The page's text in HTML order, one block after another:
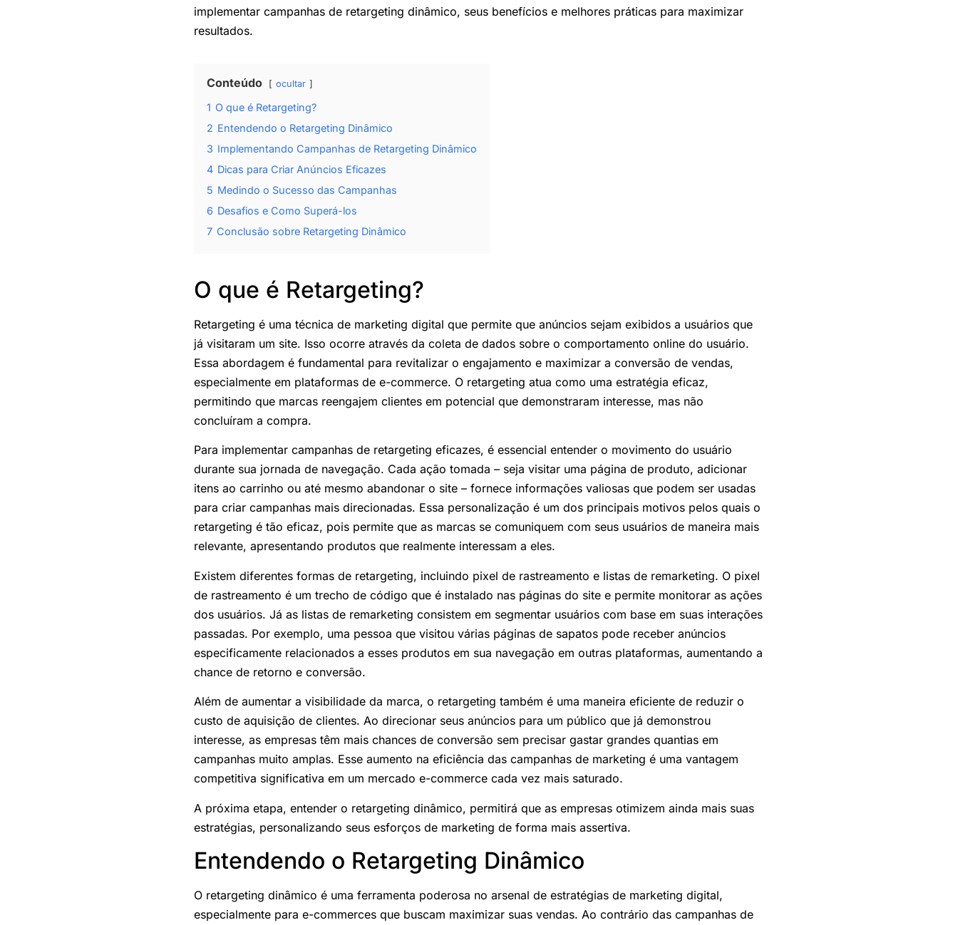
implementar campanhas de retargeting dinâmico, seus benefícios e melhores práticas para maximizar
resultados.
Conteúdo ocultar
1 O que é Retargeting?
2 Entendendo o Retargeting Dinâmico
3 Implementando Campanhas de Retargeting Dinâmico
4 Dicas para Criar Anúncios Eficazes
5 Medindo o Sucesso das Campanhas
6 Desafios e Como Superá-los
7 Conclusão sobre Retargeting Dinâmico
O que é Retargeting?
Retargeting é uma técnica de marketing digital que permite que anúncios sejam exibidos a usuários que
já visitaram um site. Isso ocorre através da coleta de dados sobre o comportamento online do usuário.
Essa abordagem é fundamental para revitalizar o engajamento e maximizar a conversão de vendas,
especialmente em plataformas de e-commerce. O retargeting atua como uma estratégia eficaz,
permitindo que marcas reengajem clientes em potencial que demonstraram interesse, mas não
concluíram a compra.
Para implementar campanhas de retargeting eficazes, é essencial entender o movimento do usuário
durante sua jornada de navegação. Cada ação tomada – seja visitar uma página de produto, adicionar
itens ao carrinho ou até mesmo abandonar o site – fornece informações valiosas que podem ser usadas
para criar campanhas mais direcionadas. Essa personalização é um dos principais motivos pelos quais o
retargeting é tão eficaz, pois permite que as marcas se comuniquem com seus usuários de maneira mais
relevante, apresentando produtos que realmente interessam a eles.
Existem diferentes formas de retargeting, incluindo pixel de rastreamento e listas de remarketing. O pixel
de rastreamento é um trecho de código que é instalado nas páginas do site e permite monitorar as ações
dos usuários. Já as listas de remarketing consistem em segmentar usuários com base em suas interações
passadas. Por exemplo, uma pessoa que visitou várias páginas de sapatos pode receber anúncios
especificamente relacionados a esses produtos em sua navegação em outras plataformas, aumentando a
chance de retorno e conversão.
Além de aumentar a visibilidade da marca, o retargeting também é uma maneira eficiente de reduzir o
custo de aquisição de clientes. Ao direcionar seus anúncios para um público que já demonstrou
interesse, as empresas têm mais chances de conversão sem precisar gastar grandes quantias em
campanhas muito amplas. Esse aumento na eficiência das campanhas de marketing é uma vantagem
competitiva significativa em um mercado e-commerce cada vez mais saturado.
A próxima etapa, entender o retargeting dinâmico, permitirá que as empresas otimizem ainda mais suas
estratégias, personalizando seus esforços de marketing de forma mais assertiva.
Entendendo o Retargeting Dinâmico
O retargeting dinâmico é uma ferramenta poderosa no arsenal de estratégias de marketing digital,
especialmente para e-commerces que buscam maximizar suas vendas. Ao contrário das campanhas de